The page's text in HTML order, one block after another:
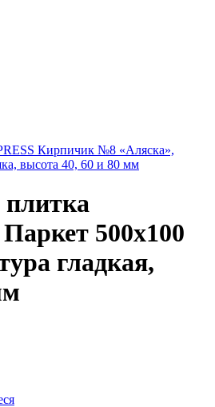
Кирпичик №8 «Аляска»,
высота 40, 60 и 80 мм
500х100
гладкая,